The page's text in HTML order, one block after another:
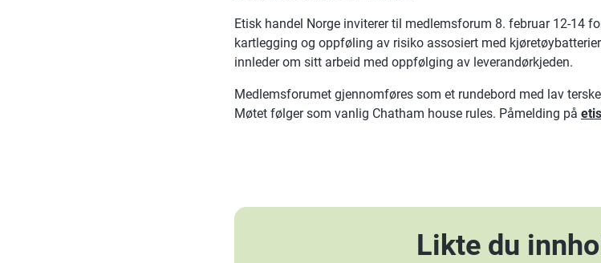
Etisk handel Norge inviterer til medlemsforum 8. februar 12-14
kartlegging og oppføling av risiko assosiert med
innleder om sitt arbeid med oppfølging av leverandørkjeden.
Medlemsforumet gjennomføres som et rundebord med lav
Møtet følger som vanlig Chatham house rules. Påmelding på
Likte du